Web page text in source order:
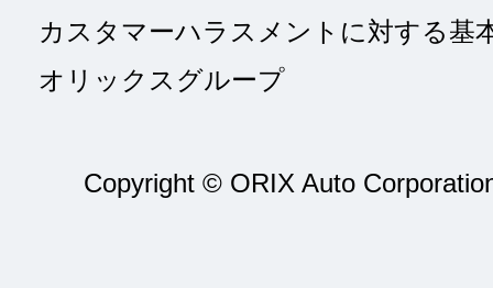
カスタマーハラスメントに対する基
オリックスグループ
Copyright © ORIX Auto